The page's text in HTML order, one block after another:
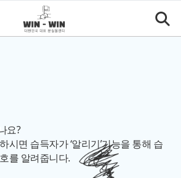
요?
시면 습득자가 ‘알리기’기능을 통해 습
를 알려줍니다.